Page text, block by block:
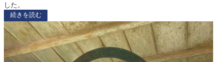
した。
続きを読む